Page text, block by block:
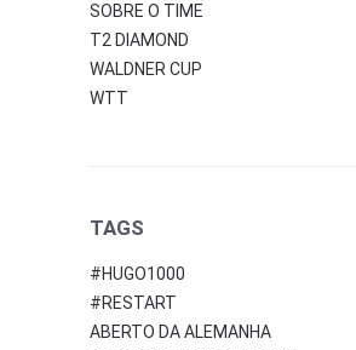
SOBRE O TIME
T2 DIAMOND
WALDNER CUP
WTT
TAGS
#HUGO1000
#RESTART
ABERTO DA ALEMANHA